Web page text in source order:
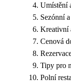
Umístění
Sezónní
Kreativní
Cenová
Tipy pro
Polní